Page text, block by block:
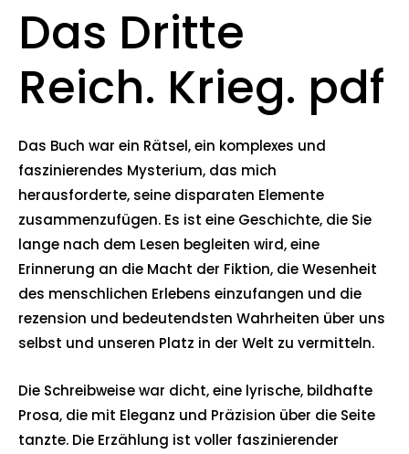
Das Dritte
Reich. Krieg. pdf
Das Buch war ein Rätsel, ein komplexes und
faszinierendes Mysterium, das mich
herausforderte, seine disparaten Elemente
zusammenzufügen. Es ist eine Geschichte, die Sie
lange nach dem Lesen begleiten wird, eine
Erinnerung an die Macht der Fiktion, die Wesenheit
des menschlichen Erlebens einzufangen und die
rezension und bedeutendsten Wahrheiten über uns
selbst und unseren Platz in der Welt zu vermitteln.
Die Schreibweise war dicht, eine lyrische, bildhafte
Prosa, die mit Eleganz und Präzision über die Seite
tanzte. Die Erzählung ist voller faszinierender